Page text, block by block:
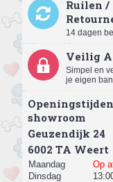
Ruilen /
14 dagen
Veilig
Simpel en
je eigen
Openingstijden
showroom
Geuzendijk 24
​6002 TA Weert
Maandag
Op
Dinsdag